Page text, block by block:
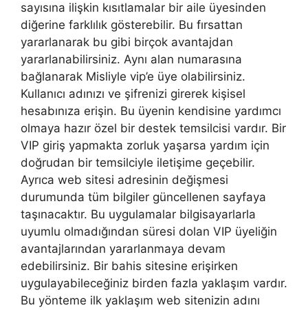
sayısına ilişkin kısıtlamalar bir aile üyesinden
diğerine farklılık gösterebilir. Bu fırsattan
yararlanarak bu gibi birçok avantajdan
yararlanabilirsiniz. Aynı alan numarasına
bağlanarak Misliyle vip’e üye olabilirsiniz.
Kullanıcı adınızı ve şifrenizi girerek kişisel
hesabınıza erişin. Bu üyenin kendisine yardımcı
olmaya hazır özel bir destek temsilcisi vardır. Bir
VIP giriş yapmakta zorluk yaşarsa yardım için
doğrudan bir temsilciyle iletişime geçebilir.
Ayrıca web sitesi adresinin değişmesi
durumunda tüm bilgiler güncellenen sayfaya
taşınacaktır. Bu uygulamalar bilgisayarlarla
uyumlu olmadığından süresi dolan VIP üyeliğin
avantajlarından yararlanmaya devam
edebilirsiniz. Bir bahis sitesine erişirken
uygulayabileceğiniz birden fazla yaklaşım vardır.
Bu yönteme ilk yaklaşım web sitenizin adını